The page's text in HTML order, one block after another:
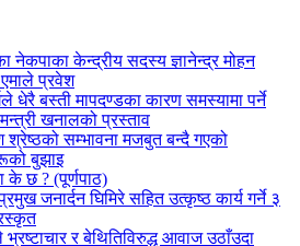
नेकपाका केन्द्रीय सदस्य ज्ञानेन्द्र मोहन
एमाले प्रवेश
धेरै बस्ती मापदण्डका कारण समस्यामा पर्ने
खनालको प्रस्ताव
श्रेष्ठको सम्भावना मजबुत बन्दै गएको
बुझाइ
के छ ? (पूर्णपाठ)
जनार्दन घिमिरे सहित उत्कृष्ठ कार्य गर्ने ३
र बेथितिविरुद्ध आवाज उठाँउदा